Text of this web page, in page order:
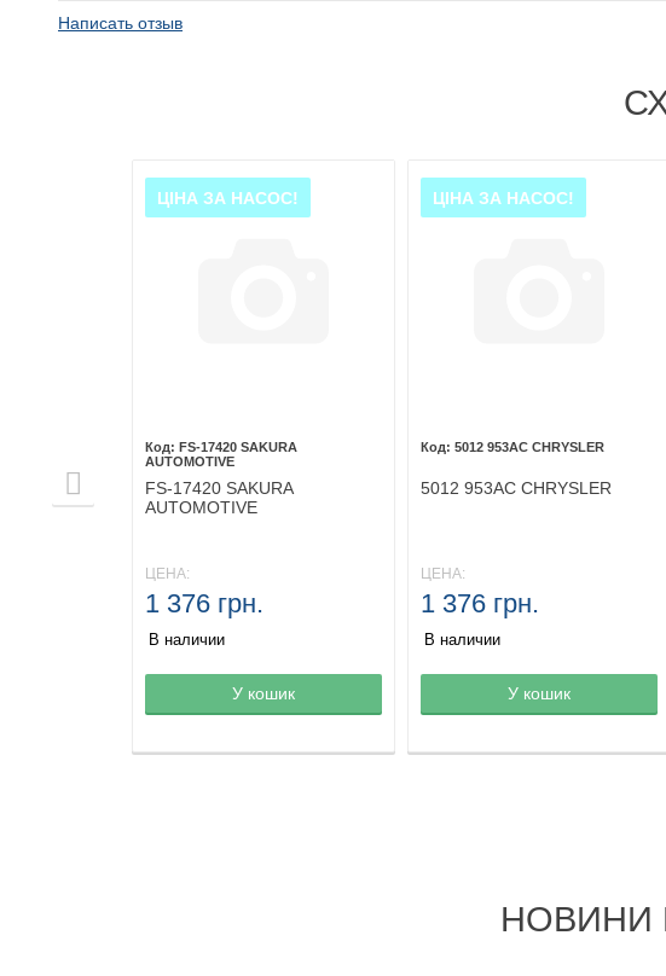
Написать отзыв
Товар в корзине
ЦІНА ЗА НАСОС!
FS-17420 SAKURA
AUTOMOTIVE
FS-17420 SAKURA
AUTOMOTIVE
ЦЕНА:
1 376 грн.
В наличии
У кошик Товар в корзине
ЦІНА ЗА НАСОС!
5012 953AC CHRYSLER
5012 953AC CHRYSLER
ЦЕНА:
1 376 грн.
В наличии
У кошик
НОВИНИ